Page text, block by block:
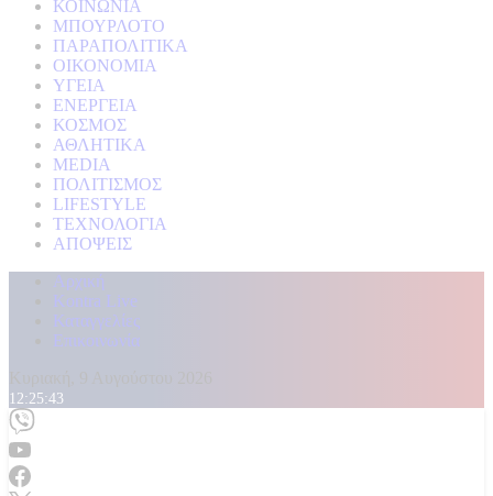
ΚΟΙΝΩΝΙΑ
ΜΠΟΥΡΛΟΤΟ
ΠΑΡΑΠΟΛΙΤΙΚΑ
ΟΙΚΟΝΟΜΙΑ
ΥΓΕΙΑ
ΕΝΕΡΓΕΙΑ
ΚΟΣΜΟΣ
ΑΘΛΗΤΙΚΑ
MEDIA
ΠΟΛΙΤΙΣΜΟΣ
LIFESTYLE
ΤΕΧΝΟΛΟΓΙΑ
ΑΠΟΨΕΙΣ
Αρχική
Kontra Live
Καταγγελίες
Επικοινωνία
12:25:45